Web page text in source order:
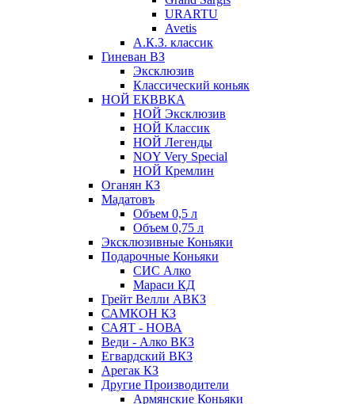
URARTU
Avetis
А.К.З. классик
Гиневан ВЗ
Эксклюзив
Классический коньяк
НОЙ ЕКВВКА
НОЙ Эксклюзив
НОЙ Классик
НОЙ Легенды
NOY Very Speсial
НОЙ Кремлин
Оганян КЗ
Мадатовъ
Объем 0,5 л
Объем 0,75 л
Эксклюзивные Коньяки
Подарочные Коньяки
СИС Алко
Мараси КД
Грейт Велли АВКЗ
САМКОН КЗ
САЯТ - НОВА
Веди - Алко ВКЗ
Егвардский ВКЗ
Арегак КЗ
Другие Производители
Армянские Коньяки